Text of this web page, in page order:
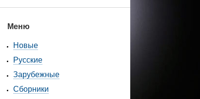
Меню
Новые
Русские
Зарубежные
Сборники